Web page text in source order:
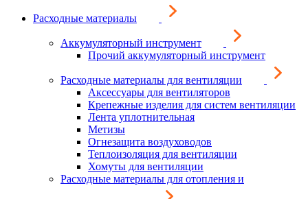
Расходные материалы
Аккумуляторный инструмент
Прочий аккумуляторный инструмент
Расходные материалы для вентиляции
Аксессуары для вентиляторов
Крепежные изделия для систем вентиляции
Лента уплотнительная
Метизы
Огнезащита воздуховодов
Теплоизоляция для вентиляции
Хомуты для вентиляции
Расходные материалы для отопления и